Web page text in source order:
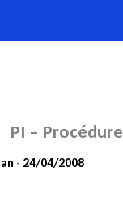
PI – Procédure
- 24/04/2008